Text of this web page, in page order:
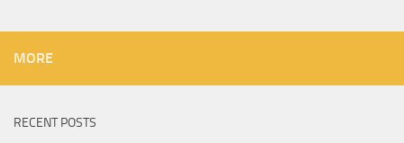
MORE
RECENT POSTS